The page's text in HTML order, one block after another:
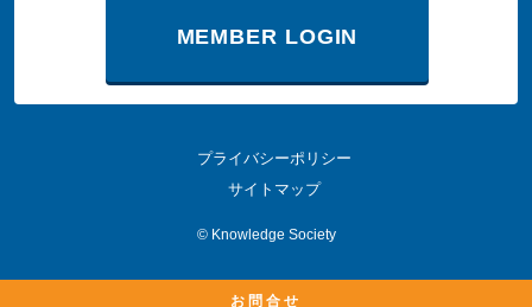
MEMBER LOGIN
プライバシーポリシー
サイトマップ
© Knowledge Society
お問合せ